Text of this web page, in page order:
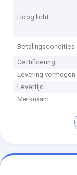
Hoog licht
Betalingscondities
Certificering
Levering vermogen
Levertijd
Merknaam